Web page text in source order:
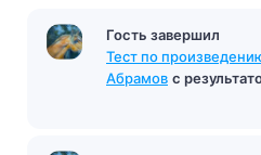
Гость завершил
Тест 3 том «Война и
Тест по